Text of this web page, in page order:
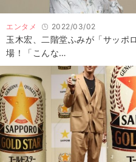
エンタメ 2022/03/02
玉木宏、二階堂ふみが「サッポ
場！「こんな…